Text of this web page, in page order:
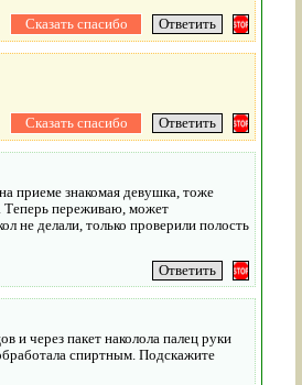
приеме знакомая девушка, тоже
Теперь переживаю, может
не делали, только проверили полость
и через пакет наколола палец руки
спиртным. Подскажите